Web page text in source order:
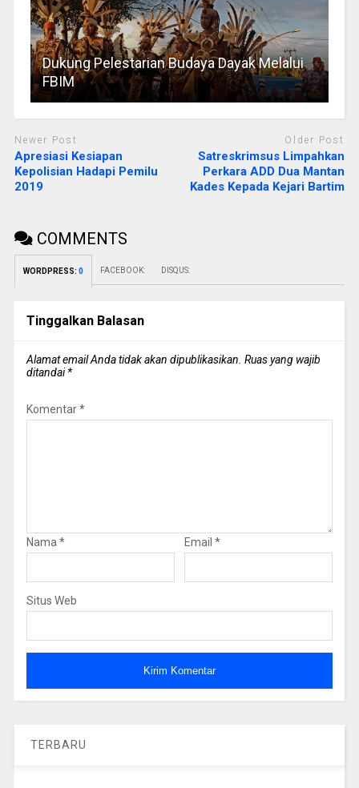
Dukung Pelestarian Budaya Dayak Melalui
FBIM
Newer Post
Apresiasi Kesiapan
Kepolisian Hadapi Pemilu
2019
Older Post
Satreskrimsus Limpahkan
Perkara ADD Dua Mantan
Kades Kepada Kejari Bartim
COMMENTS
WORDPRESS: 0 FACEBOOK: DISQUS:
Tinggalkan Balasan
Alamat email Anda tidak akan dipublikasikan. Ruas yang wajib
ditandai*
Komentar*
Nama * Email *
Situs Web
TERBARU